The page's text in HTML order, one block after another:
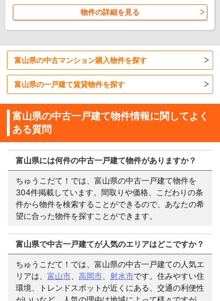
物件の詳細を見る
富山県の中古マンション購入物件を探す
富山県の一戸建て賃貸物件を探す
富山県の中古一戸建て物件情報に関してよく
ある質問
富山県には何件の中古一戸建て物件がありますか？
ちゅうこだて！では、富山県の中古一戸建て物件を
304件掲載しています。間取りや価格、こだわりの条
件から物件を検索することができるので、あなたの希
望に合った物件を探すことができます。
富山県で中古一戸建てが人気のエリアはどこですか？
ちゅうこだて！では、富山県の中古一戸建ての人気エ
リアは、 富山市 高岡市 射水市です。住みやすい住
環境、トレンドスポットが近くにある、交通の利便性